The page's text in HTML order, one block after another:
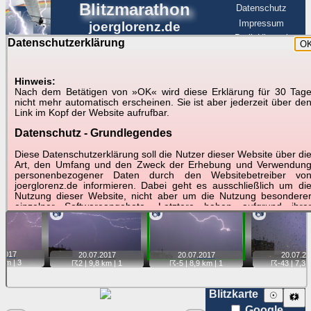
Datenschutzerklärung
Hinweis:
Nach dem Betätigen von »OK« wird diese Erklärung für 30 Tage
nicht mehr automatisch erscheinen. Sie ist aber jederzeit über den
Link im Kopf der Website aufrufbar.
Datenschutz - Grundlegendes
Diese Datenschutzerklärung soll die Nutzer dieser Website über die
Art, den Umfang und den Zweck der Erhebung und Verwendung
personenbezogener Daten durch den Websitebetreiber von
joerglorenz.de informieren. Dabei geht es ausschließlich um die
Nutzung dieser Website, nicht aber um die Nutzung besonderer
einzelner Softwareangebote. Letztere haben aufgrund ihrer
Funktionen Besonderheiten, so dass verschiedene Daten
gespeichert werden müssen, die für das Funktionieren erforderlich
sind. Hier ist es wichtig, dass Sie selbst zum Testen dieser
Funktionen möglichst erfundene Daten verwenden. Ansonsten wird
auf die spezifischen Besonderheiten beim jeweiligen Angebot
gesondert hingewiesen.
Generell gilt: Wenn Sie ein Angebot bei den Add-Ins nutzen, bei
dem Daten übertragen werden, werden diese Daten auf dem
Blitzmarathon
joerglorenz.de
Datenschutz
Impressum
BerlinHimmel
Blitzmarathon
Gewitter über Berlin:
20.07.2017
Tipp:Auf der Karte beim Einzelfoto können
Sie auf ihre Position tippen und sehen, wie
weit die gewählte Position zu den Blitzen auf dem Foto bzw.
im Video entfernt ist. Quelle der Blitzdaten:
kachelmannwetter. Doppelklick auf Thumb zum Anzeigen.
2017
|3
📷
20.07. 2017
☈2| 9,8 km |1
📷
20.07. 2017
☈-5| 8,9 km |1
📷
20.07.
☈-43| 7,3
Blitzkarte 🗱
☉